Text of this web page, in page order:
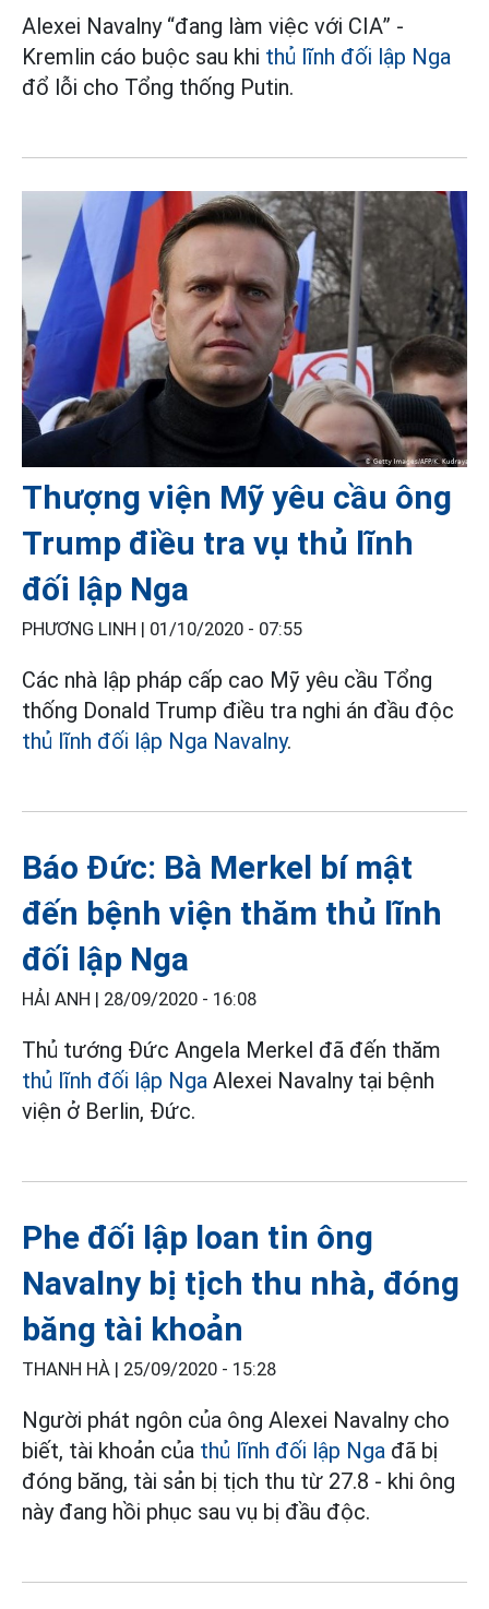
Alexei Navalny “đang làm việc với CIA” -
Kremlin cáo buộc sau khi thủ lĩnh đối lập Nga
đổ lỗi cho Tổng thống Putin.
Thượng viện Mỹ yêu cầu ông
Trump điều tra vụ thủ lĩnh
đối lập Nga
PHƯƠNG LINH | 01/10/2020 - 07:55
Các nhà lập pháp cấp cao Mỹ yêu cầu Tổng
thống Donald Trump điều tra nghi án đầu độc
thủ lĩnh đối lập Nga Navalny.
Báo Đức: Bà Merkel bí mật
đến bệnh viện thăm thủ lĩnh
đối lập Nga
HẢI ANH | 28/09/2020 - 16:08
Thủ tướng Đức Angela Merkel đã đến thăm
thủ lĩnh đối lập Nga Alexei Navalny tại bệnh
viện ở Berlin, Đức.
Phe đối lập loan tin ông
Navalny bị tịch thu nhà, đóng
băng tài khoản
THANH HÀ | 25/09/2020 - 15:28
Người phát ngôn của ông Alexei Navalny cho
biết, tài khoản của thủ lĩnh đối lập Nga đã bị
đóng băng, tài sản bị tịch thu từ 27.8 - khi ông
này đang hồi phục sau vụ bị đầu độc.